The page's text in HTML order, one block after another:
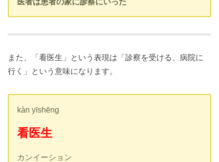
また、「看医生」という表現は「診察を受ける、病院に
行く」という意味になります。
kàn yīshēng
看医生
カンイーション